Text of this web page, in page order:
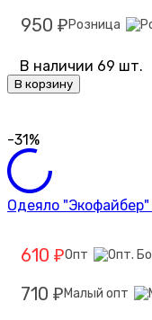
950 ₽ Розница
В наличии 69 шт.
В корзину
-31%
Одеяло
610 ₽Опт
710 ₽ Малый опт